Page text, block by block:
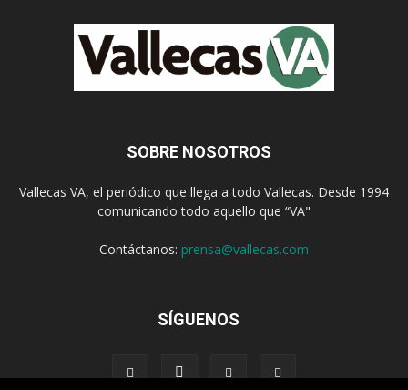
SOBRE NOSOTROS
Vallecas VA, el periódico que llega a todo Vallecas. Desde 1994
comunicando todo aquello que “VA"
Contáctanos: prensa@vallecas.com
SÍGUENOS